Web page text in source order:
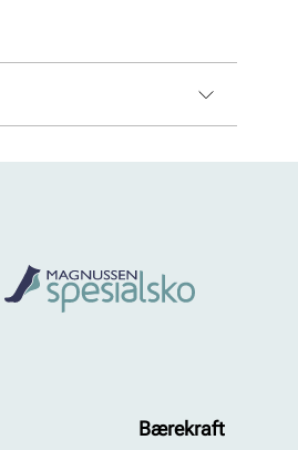
Bærekraft